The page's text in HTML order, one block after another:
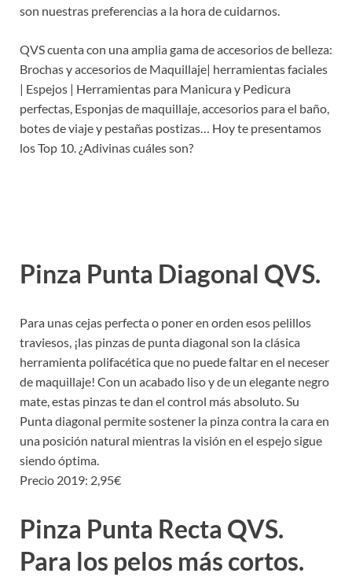
son nuestras preferencias a la hora de cuidarnos.
QVS cuenta con una amplia gama de accesorios de belleza:
Brochas y accesorios de Maquillaje| herramientas faciales
| Espejos | Herramientas para Manicura y Pedicura
perfectas, Esponjas de maquillaje, accesorios para el baño,
botes de viaje y pestañas postizas… Hoy te presentamos
los Top 10. ¿Adivinas cuáles son?
Pinza Punta Diagonal QVS.
Para unas cejas perfecta o poner en orden esos pelillos
traviesos, ¡las pinzas de punta diagonal son la clásica
herramienta polifacética que no puede faltar en el neceser
de maquillaje! Con un acabado liso y de un elegante negro
mate, estas pinzas te dan el control más absoluto. Su
Punta diagonal permite sostener la pinza contra la cara en
una posición natural mientras la visión en el espejo sigue
siendo óptima.
Precio 2019: 2,95€
Pinza Punta Recta QVS.
Para los pelos más cortos.